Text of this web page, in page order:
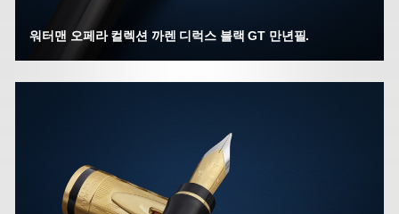
워터맨 오페라 컬렉션 까렌 디럭스 블랙 GT 만년필.